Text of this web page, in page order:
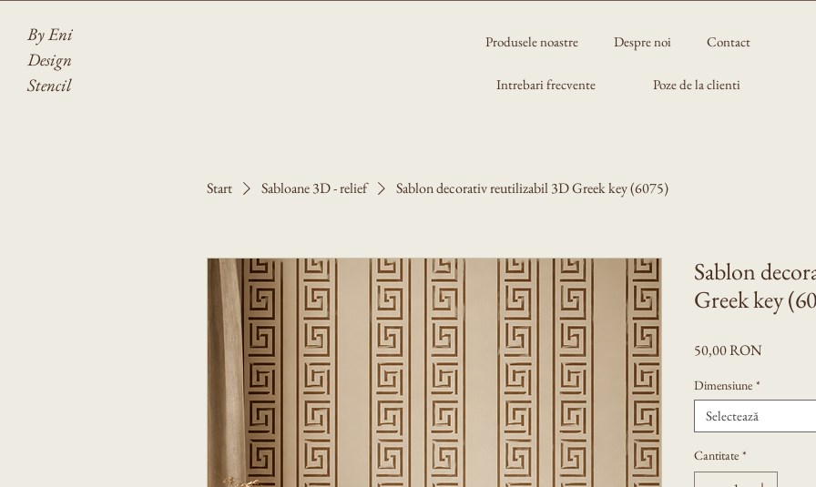
By Eni
Design
Stencil
Produsele noastre Despre noi Contact
Intrebari frecvente Poze de la clienti
Start Sabloane 3D - relief Sablon decorativ reutilizabil 3D Greek key (6075)
Sablon
Greek key
50,00 RONPreț
Dimensiune *
Selectează
Cantitate *